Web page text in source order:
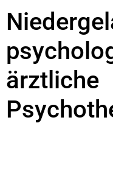
ärztliche